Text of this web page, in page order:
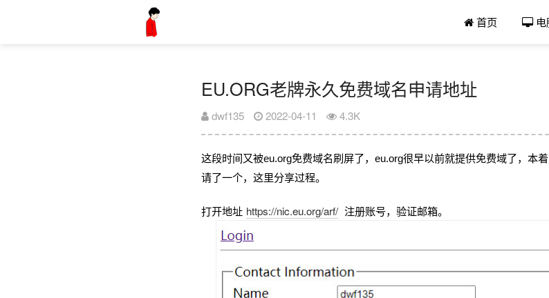
首页 电
EU.ORG老牌永久免费域名申请地址
dwf135 2022-04-11 4.3K
这段时间又被eu.org免费域名刷屏了，eu.org很早以前就提供免费域了，本
请了一个，这里分享过程。
打开地址 https://nic.eu.org/arf/ 注册账号，验证邮箱。